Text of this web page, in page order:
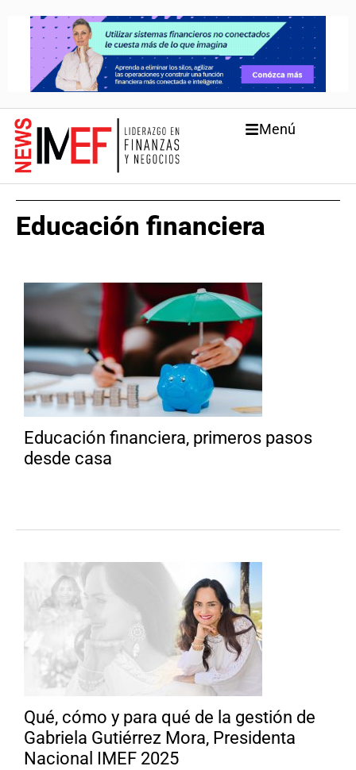
Menú
Educación financiera
Educación financiera, primeros pasos
desde casa
Qué, cómo y para qué de la gestión de
Gabriela Gutiérrez Mora, Presidenta
Nacional IMEF 2025